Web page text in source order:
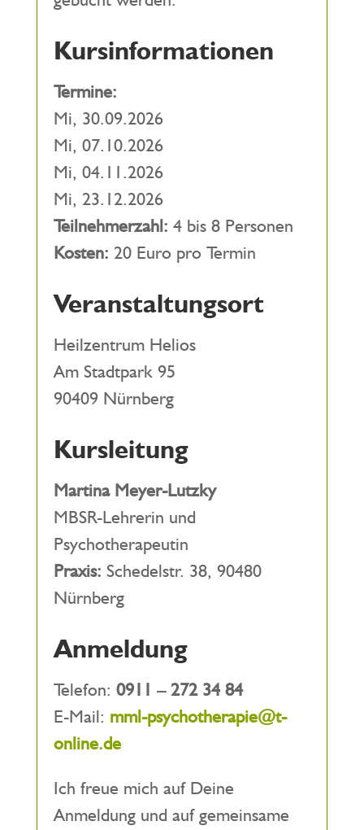
Kursinformationen
Termine:
Mi, 30.09.2026
Mi, 07.10.2026
Mi, 04.11.2026
Mi, 23.12.2026
Teilnehmerzahl: 4 bis 8 Personen
Kosten: 20 Euro pro Termin
Veranstaltungsort
Heilzentrum Helios
Am Stadtpark 95
90409 Nürnberg
Kursleitung
Martina Meyer-Lutzky
MBSR-Lehrerin und
Psychotherapeutin
Praxis: Schedelstr. 38, 90480
Nürnberg
Anmeldung
Telefon: 0911 – 272 34 84
E-Mail: mml-psychotherapie@t-
online.de
Ich freue mich auf Deine
Anmeldung und auf gemeinsame